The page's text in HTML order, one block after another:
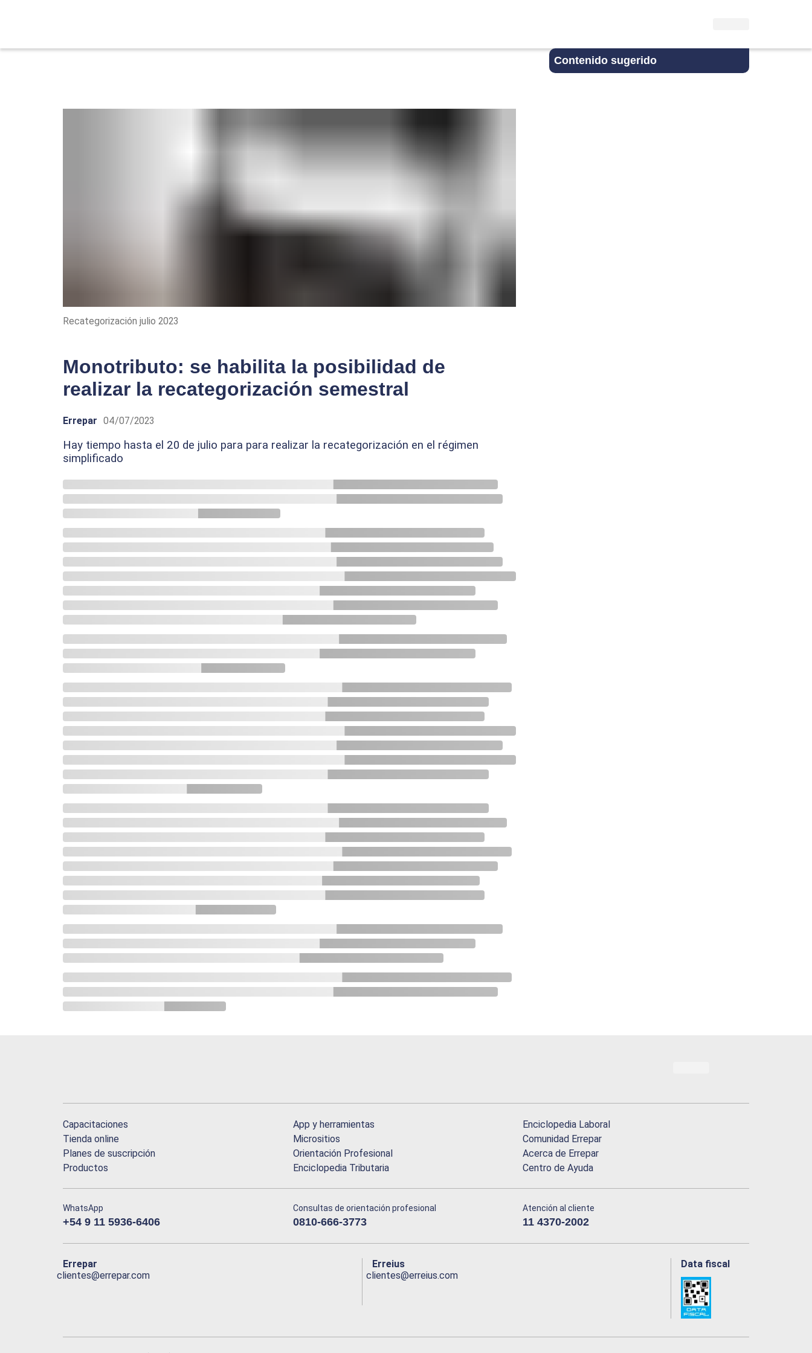
Contenido sugerido
Recategorización julio 2023
Monotributo: se habilita la posibilidad de
realizar la recategorización semestral
Errepar 04/07/2023
Hay tiempo hasta el 20 de julio para para realizar la recategorización en el régimen
simplificado
Capacitaciones
Tienda online
Planes de suscripción
Productos
App y herramientas
Micrositios
Orientación Profesional
Enciclopedia Tributaria
Enciclopedia Laboral
Comunidad Errepar
Acerca de Errepar
Centro de Ayuda
WhatsApp
+54 9 11 5936-6406
Consultas de orientación profesional
0810-666-3773
Atención al cliente
11 4370-2002
Errepar
clientes@errepar.com
Erreius
clientes@erreius.com
Data fiscal